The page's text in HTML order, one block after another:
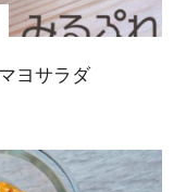
ヨサラダ